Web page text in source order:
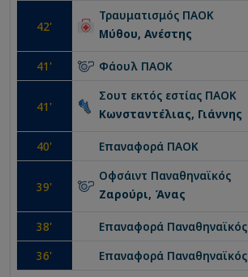
42'
Τραυματισμός ΠΑΟΚ
Μύθου, Ανέστης
41 ' Φάουλ ΠΑΟΚ
41 '
Σουτ εκτός εστίας ΠΑΟΚ
Κωνσταντέλιας, Γιάννης
40' Επαναφορά ΠΑΟΚ
39'
Οφσάιντ Παναθηναϊκός
Ζαρούρι, Άνας
38' Επαναφορά Παναθηναϊκός
36' Επαναφορά Παναθηναϊκός